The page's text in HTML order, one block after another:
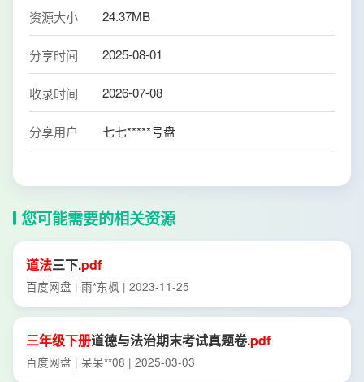
资源大小 24.37MB
分享时间 2025-08-01
收录时间 2026-07-08
分享用户 七七*****号盘
您可能需要的相关资源
道法三下.pdf
百度网盘 | 雨*东枫 | 2023-11-25
三年级下册道德与法治期末考试真题卷.pdf
百度网盘 | 呆呆**08 | 2025-03-03